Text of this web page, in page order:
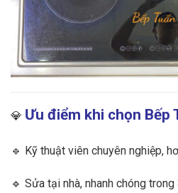
💎 Ưu điểm khi chọn Bếp
🔹 Kỹ thuật viên chuyên nghiệp,
🔹 Sửa tại nhà, nhanh chóng